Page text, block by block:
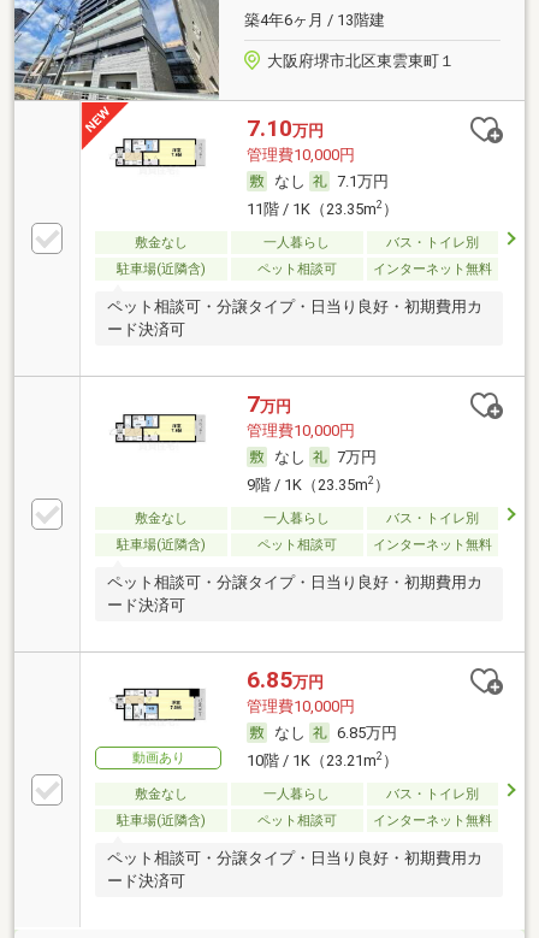
築4年6ヶ月 / 13階建
大阪府堺市北区東雲東町１
7.10万円
管理費10,000円
なし
7.1万円
11階 / 1K（23.35m2）
敷金なし 一人暮らし
バス・トイレ別
駐車場(近隣含)
ペット相談可 インターネット無料
ペット相談可・分譲タイプ・日当り良好・初期費用カ
ード決済可
7万円
管理費10,000円
なし
7万円
9階 / 1K（23.35m2）
敷金なし 一人暮らし
バス・トイレ別
駐車場(近隣含)
ペット相談可 インターネット無料
ペット相談可・分譲タイプ・日当り良好・初期費用カ
ード決済可
動画あり
6.85万円
管理費10,000円
なし
6.85万円
10階 / 1K（23.21m2）
敷金なし 一人暮らし
バス・トイレ別
駐車場(近隣含)
ペット相談可 インターネット無料
ペット相談可・分譲タイプ・日当り良好・初期費用カ
ード決済可